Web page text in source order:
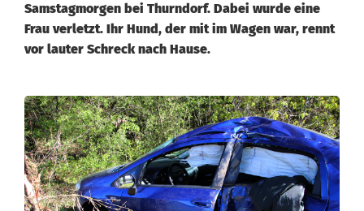
Samstagmorgen bei Thurndorf. Dabei wurde eine
Frau verletzt. Ihr Hund, der mit im Wagen war, rennt
vor lauter Schreck nach Hause.
S
c
h
w